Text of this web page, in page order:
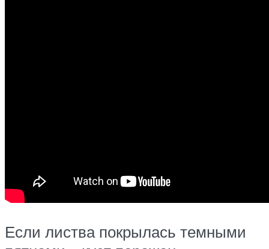
Если листва покрылась темными